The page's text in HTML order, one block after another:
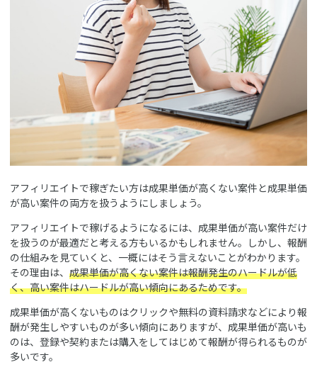
アフィリエイトで稼ぎたい方は成果単価が高くない案件と成果単価
が高い案件の両方を扱うようにしましょう。
アフィリエイトで稼げるようになるには、成果単価が高い案件だけ
を扱うのが最適だと考える方もいるかもしれません。しかし、報酬
の仕組みを見ていくと、一概にはそう言えないことがわかります。
その理由は、 成果単価が高くない案件は報酬発生のハードルが低
く、高い案件はハードルが高い傾向にあるためです。
成果単価が高くないものはクリックや無料の資料請求などにより報
酬が発生しやすいものが多い傾向にありますが、成果単価が高いも
のは、登録や契約または購入をしてはじめて報酬が得られるものが
多いです。